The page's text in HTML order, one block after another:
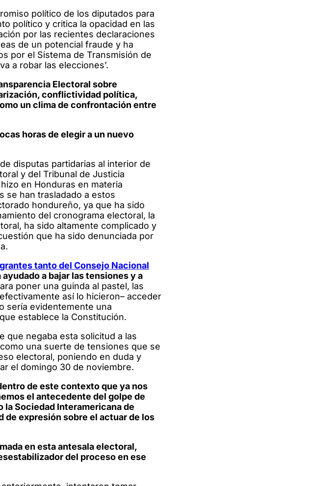
político de los diputados para
político y critica la opacidad en las
por las recientes declaraciones
de un potencial fraude y ha
por el Sistema de Transmisión de
a robar las elecciones’.
Electoral sobre
conflictividad política,
un clima de confrontación entre
horas de elegir a un nuevo
disputas partidarias al interior de
y del Tribunal de Justicia
en Honduras en materia
se han trasladado a estos
hondureño, ya que ha sido
del cronograma electoral, la
ha sido altamente complicado y
que ha sido denunciada por
tanto del Consejo Nacional
a bajar las tensiones y a
poner una guinda al pastel, las
así lo hicieron– acceder
sería evidentemente una
establece la Constitución.
que negaba esta solicitud a las
una suerte de tensiones que se
electoral, poniendo en duda y
el domingo 30 de noviembre.
de este contexto que ya nos
el antecedente del golpe de
la Sociedad Interamericana de
de expresión sobre el actuar de los
en esta antesala electoral,
del proceso en ese